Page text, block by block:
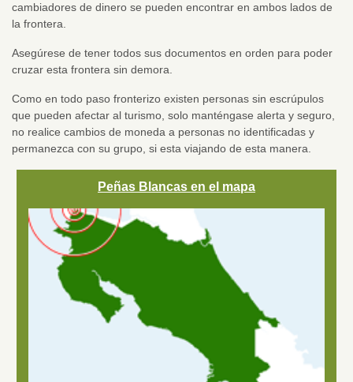
cambiadores de dinero se pueden encontrar en ambos lados de
la frontera.
Asegúrese de tener todos sus documentos en orden para poder
cruzar esta frontera sin demora.
Como en todo paso fronterizo existen personas sin escrúpulos
que pueden afectar al turismo, solo manténgase alerta y seguro,
no realice cambios de moneda a personas no identificadas y
permanezca con su grupo, si esta viajando de esta manera.
Peñas Blancas en el mapa